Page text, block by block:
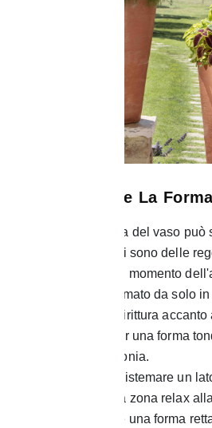
Come Scegliere La
La scelta della forma del vaso
arduo ma in realtà ci sono delle
possono aiutarci nel momento
se il vaso sarà sistemato da solo
o del terrazzo o addirittura
preferibile optare per una forma
l'insieme e crei armonia.
Se invece si vuole sistemare un
ampio terrazzo dalla zona relax
potete che scegliere una forma